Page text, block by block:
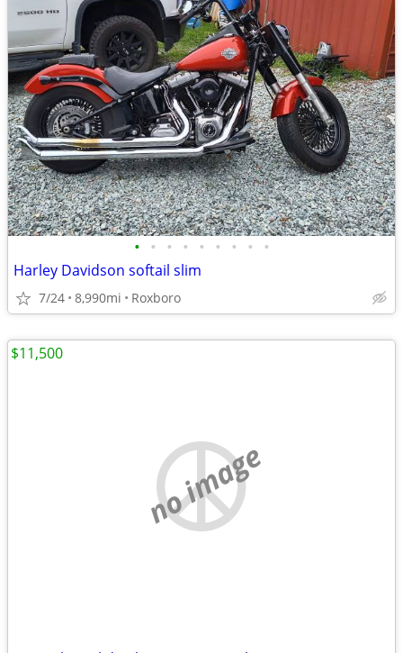
• • • • • • • • •
Harley Davidson softail slim
7/24 8,990mi Roxboro
no image
$11,500